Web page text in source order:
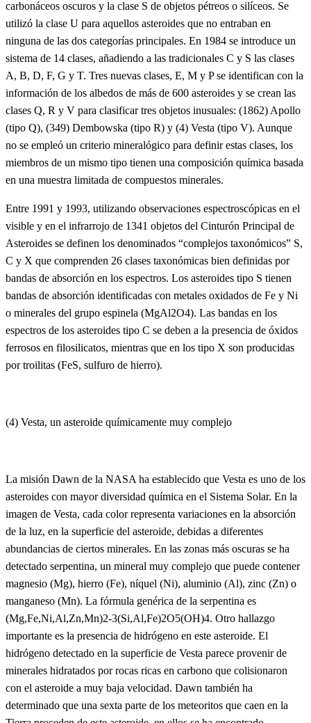
carbonáceos oscuros y la clase S de objetos pétreos o silíceos. Se
utilizó la clase U para aquellos asteroides que no entraban en
ninguna de las dos categorías principales. En 1984 se introduce un
sistema de 14 clases, añadiendo a las tradicionales C y S las clases
A, B, D, F, G y T. Tres nuevas clases, E, M y P se identifican con la
información de los albedos de más de 600 asteroides y se crean las
clases Q, R y V para clasificar tres objetos inusuales: (1862) Apollo
(tipo Q), (349) Dembowska (tipo R) y (4) Vesta (tipo V). Aunque
no se empleó un criterio mineralógico para definir estas clases, los
miembros de un mismo tipo tienen una composición química basada
en una muestra limitada de compuestos minerales.
Entre 1991 y 1993, utilizando observaciones espectroscópicas en el
visible y en el infrarrojo de 1341 objetos del Cinturón Principal de
Asteroides se definen los denominados “complejos taxonómicos” S,
C y X que comprenden 26 clases taxonómicas bien definidas por
bandas de absorción en los espectros. Los asteroides tipo S tienen
bandas de absorción identificadas con metales oxidados de Fe y Ni
o minerales del grupo espinela (MgAl2O4). Las bandas en los
espectros de los asteroides tipo C se deben a la presencia de óxidos
ferrosos en filosilicatos, mientras que en los tipo X son producidas
por troilitas (FeS, sulfuro de hierro).
(4) Vesta, un asteroide químicamente muy complejo
La misión Dawn de la NASA ha establecido que Vesta es uno de los
asteroides con mayor diversidad química en el Sistema Solar. En la
imagen de Vesta, cada color representa variaciones en la absorción
de la luz, en la superficie del asteroide, debidas a diferentes
abundancias de ciertos minerales. En las zonas más oscuras se ha
detectado serpentina, un mineral muy complejo que puede contener
magnesio (Mg), hierro (Fe), níquel (Ni), aluminio (Al), zinc (Zn) o
manganeso (Mn). La fórmula genérica de la serpentina es
(Mg,Fe,Ni,Al,Zn,Mn)2-3(Si,Al,Fe)2O5(OH)4. Otro hallazgo
importante es la presencia de hidrógeno en este asteroide. El
hidrógeno detectado en la superficie de Vesta parece provenir de
minerales hidratados por rocas ricas en carbono que colisionaron
con el asteroide a muy baja velocidad. Dawn también ha
determinado que una sexta parte de los meteoritos que caen en la